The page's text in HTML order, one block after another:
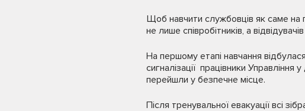
Щоб навчити службовців як саме на
не лише співробітників, а
На першому етапі навчання
сигналізації працівники
перейшли у безпечне місце.
Після тренувальної евакуації всі